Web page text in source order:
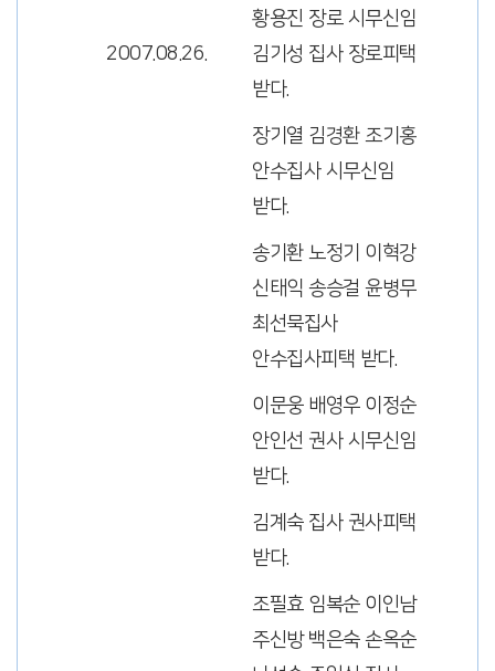
2007.08.26.
황용진 장로 시무신임
김기성 집사 장로피택
받다.
장기열 김경환 조기홍
안수집사 시무신임
받다.
송기환 노정기 이혁강
신태익 송승걸 윤병무
최선묵집사
안수집사피택 받다.
이문웅 배영우 이정순
안인선 권사 시무신임
받다.
김계숙 집사 권사피택
받다.
조필효 임복순 이인남
주신방 백은숙 손옥순